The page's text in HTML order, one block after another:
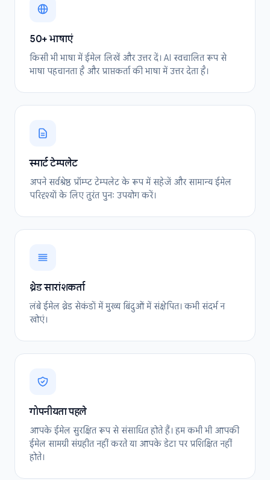
50+ भाषाएं
किसी भी भाषा में ईमेल लिखें और उत्तर दें। AI स्वचालित रूप से
भाषा पहचानता है और प्राप्तकर्ता की भाषा में उत्तर देता है।
स्मार्ट टेम्पलेट
अपने सर्वश्रेष्ठ प्रॉम्प्ट टेम्पलेट के रूप में सहेजें और सामान्य ईमेल
परिदृश्यों के लिए तुरंत पुनः उपयोग करें।
थ्रेड सारांशकर्ता
लंबे ईमेल थ्रेड सेकंडों में मुख्य बिंदुओं में संक्षेपित। कभी संदर्भ न
खोएं।
गोपनीयता पहले
आपके ईमेल सुरक्षित रूप से संसाधित होते हैं। हम कभी भी आपकी
ईमेल सामग्री संग्रहीत नहीं करते या आपके डेटा पर प्रशिक्षित नहीं
होते।